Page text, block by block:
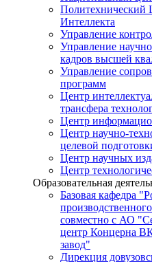
Политехнический
Интеллекта
Управление
Управление
кадров высшей
Управление
программ
Центр
трансфера
Центр
Центр научно-
целевой
Центр научных
Центр
Образовательная
Базовая кафедра
совместно с АО
центр Концерна
завод"
Дирекция